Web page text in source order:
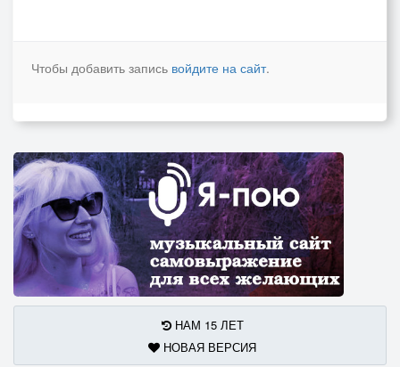
Чтобы добавить запись войдите на сайт.
НАМ 15 ЛЕТ
НОВАЯ ВЕРСИЯ